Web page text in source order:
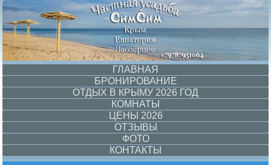
ГЛАВНАЯ
БРОНИРОВАНИЕ
ОТДЫХ В КРЫМУ 2026 ГОД
КОМНАТЫ
ЦЕНЫ 2026
ОТЗЫВЫ
ФОТО
КОНТАКТЫ